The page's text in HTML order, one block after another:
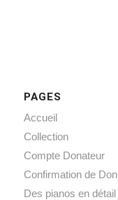
PAGES
Accueil
Collection
Compte Donateur
Confirmation de Don
Des pianos en détail